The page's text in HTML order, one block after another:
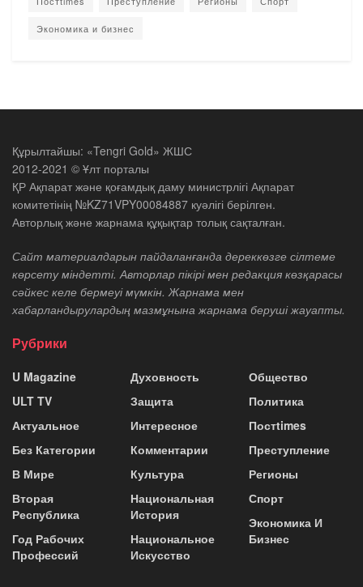
Экономика и бизнес
Құрылтайшы: «Tengri Gold» ЖШС
2012-2021 © Ұлт порталы
ҚР Ақпарат және қоғамдық даму министрлігі Ақпарат
комитетінің №KZ71VPY00084887 куәлігі берілген.
Авторлық және жарнама құқықтар толық сақталған.
Сайт материалдарын пайдаланғанда дереккөзге сілтеме
көрсету міндетті. Авторлар пікірі мен редакция көзқарасы
сәйкес келе бермеуі мүмкін. Жарнама мен
хабарландырулардың мазмұнына жарнама беруші жауапты.
Рубрики
U Magazine
ULT TV
Актуальное
Без Категории
В Мире
Вторая
Республика
Год Рабочих
Профессий
Духовность
Защита
Интересное
Комментарии
Культура
Национальная
История
Национальное
Искусство
Общество
Политика
Постtimes
Преступление
Регионы
Спорт
Экономика И
Бизнес